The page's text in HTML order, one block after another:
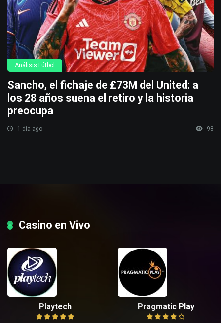
Análisis Fútbol
Sancho, el fichaje de £73M del United: a
los 28 años suena el retiro y la historia
preocupa
1 día ago 98
Casino en Vivo
Playtech Pragmatic Play